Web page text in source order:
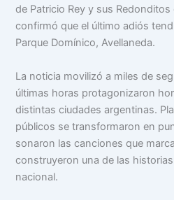
de Patricio Rey y sus Redonditos
confirmó que el último adiós
Parque Domínico, Avellaneda.
La noticia movilizó a miles de
últimas horas protagonizaron
distintas ciudades argentinas.
públicos se transformaron en
sonaron las canciones que
construyeron una de las
nacional.